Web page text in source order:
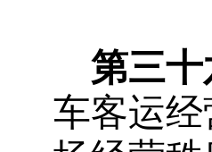
第三
车客运